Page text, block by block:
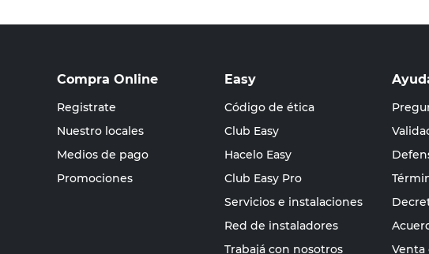
Compra Online
Registrate
Nuestro locales
Medios de pago
Promociones
Easy
Código de ética
Club Easy
Hacelo Easy
Club Easy Pro
Servicios e instalaciones
Red de instaladores
Trabajá con nosotros
Venta